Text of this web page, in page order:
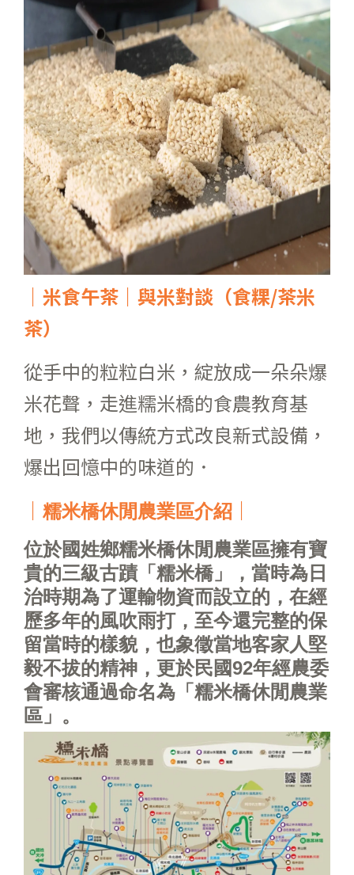
｜米食午茶｜與米對談（食粿/茶米
茶）
從手中的粒粒白米，綻放成一朵朵爆
米花聲，走進糯米橋的食農教育基
地，我們以傳統方式改良新式設備，
爆出回憶中的味道的．
｜ 糯米橋休閒農業區介紹 ｜
位於國姓鄉糯米橋休閒農業區擁有寶
貴的三級古蹟「糯米橋」，當時為日
治時期為了運輸物資而設立的，在經
歷多年的風吹雨打，至今還完整的保
留當時的樣貌，也象徵當地客家人堅
毅不拔的精神，更於民國92年經農委
會審核通過命名為「糯米橋休閒農業
區」。